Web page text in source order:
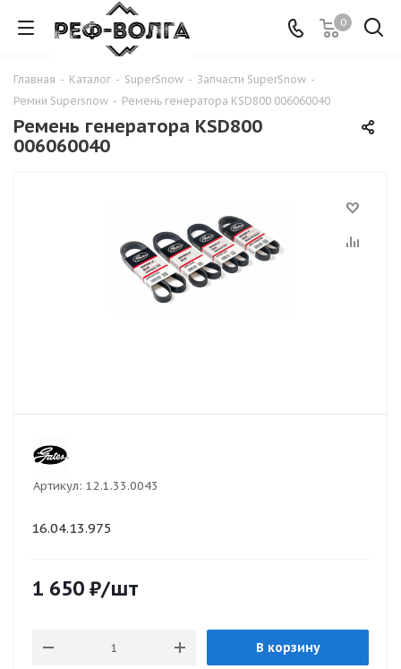
0
Главная - Каталог - SuperSnow - Запчасти SuperSnow -
Ремни Supersnow - Ремень генератора KSD800 006060040
Ремень генератора KSD800
006060040
Артикул: 12.1.33.0043
16.04.13.975
1 650 ₽/шт
В корзину